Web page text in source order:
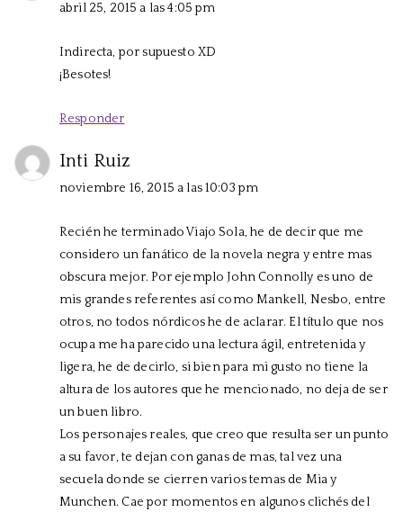
abril 25, 2015 a las 4:05 pm
Indirecta, por supuesto XD
¡Besotes!
Responder
Inti Ruiz
noviembre 16, 2015 a las 10:03 pm
Recién he terminado Viajo Sola, he de decir que me
considero un fanático de la novela negra y entre mas
obscura mejor. Por ejemplo John Connolly es uno de
mis grandes referentes así como Mankell, Nesbo, entre
otros, no todos nórdicos he de aclarar. El título que nos
ocupa me ha parecido una lectura ágil, entretenida y
ligera, he de decirlo, si bien para mi gusto no tiene la
altura de los autores que he mencionado, no deja de ser
un buen libro.
Los personajes reales, que creo que resulta ser un punto
a su favor, te dejan con ganas de mas, tal vez una
secuela donde se cierren varios temas de Mia y
Munchen. Cae por momentos en algunos clichés del